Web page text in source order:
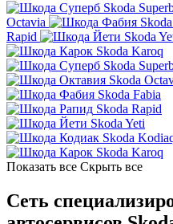
Skoda
Octavia
Rapid
Skoda
Skoda Karoq
Skoda
Skoda
Skoda Fabia
Skoda Rapid
Skoda Yeti
Skoda
Skoda Karoq
Показать все Скрыть все
Сеть